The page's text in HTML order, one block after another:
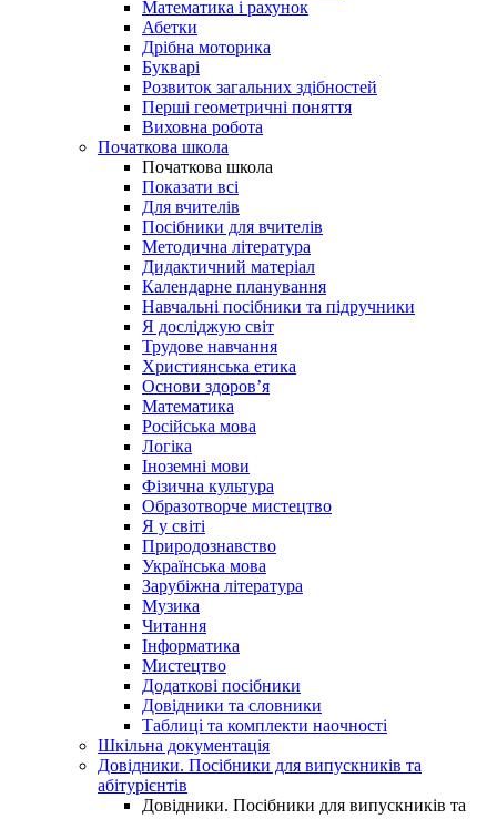
Математика і рахунок
Абетки
Дрібна моторика
Букварі
Розвиток загальних здібностей
Перші геометричні поняття
Виховна робота
Початкова школа
Початкова школа
Показати всі
Для вчителів
Посібники для вчителів
Методична література
Дидактичний матеріал
Календарне планування
Навчальні посібники та підручники
Я досліджую світ
Трудове навчання
Християнська етика
Основи здоров’я
Математика
Російська мова
Логіка
Іноземні мови
Фізична культура
Образотворче мистецтво
Я у світі
Природознавство
Українська мова
Зарубіжна література
Музика
Читання
Інформатика
Мистецтво
Додаткові посібники
Довідники та словники
Таблиці та комплекти наочності
Шкільна документація
Довідники. Посібники для випускників та
абітурієнтів
Довідники. Посібники для випускників та